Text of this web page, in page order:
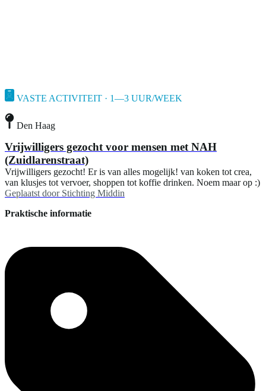
VASTE ACTIVITEIT · 1—3 UUR/WEEK
Den Haag
Vrijwilligers gezocht voor mensen met NAH
(Zuidlarenstraat)
Vrijwilligers gezocht! Er is van alles mogelijk! van koken tot crea,
van klusjes tot vervoer, shoppen tot koffie drinken. Noem maar op :)
Geplaatst door Stichting Middin
Praktische informatie